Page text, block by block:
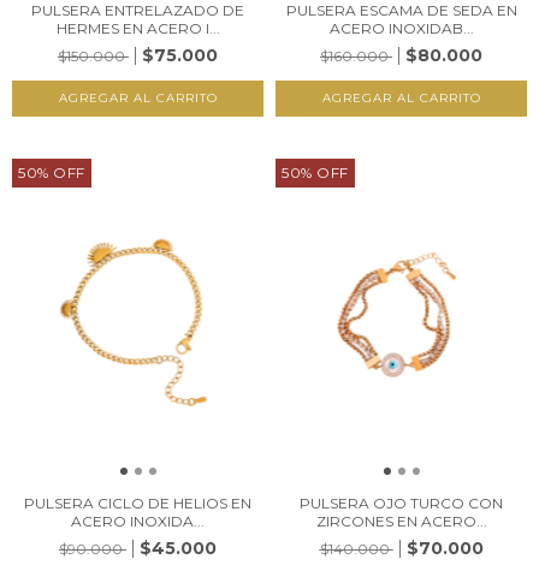
PULSERA ENTRELAZADO DE
HERMES EN ACERO I...
$150.000
$75.000
PULSERA ESCAMA DE SEDA EN
ACERO INOXIDAB...
$160.000
$80.000
50% OFF
PULSERA CICLO DE HELIOS EN
ACERO INOXIDA...
$90.000
$45.000
50% OFF
PULSERA OJO TURCO CON
ZIRCONES EN ACERO...
$140.000
$70.000